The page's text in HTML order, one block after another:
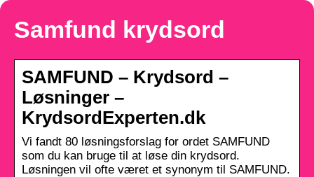
Samfund krydsord
SAMFUND – Krydsord –
Løsninger –
KrydsordExperten.dk
Vi fandt 80 løsningsforslag for ordet SAMFUND
som du kan bruge til at løse din krydsord.
Løsningen vil ofte været et synonym til SAMFUND.